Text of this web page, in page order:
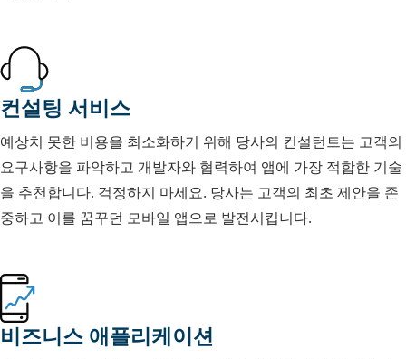
컨설팅 서비스
예상치 못한 비용을 최소화하기 위해 당사의 컨설턴트는 고객의
요구사항을 파악하고 개발자와 협력하여 앱에 가장 적합한 기술
을 추천합니다. 걱정하지 마세요. 당사는 고객의 최초 제안을 존
중하고 이를 꿈꾸던 모바일 앱으로 발전시킵니다.
비즈니스 애플리케이션